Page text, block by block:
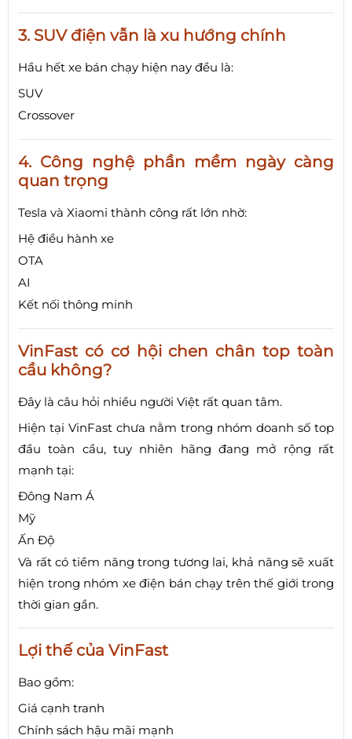
3. SUV điện vẫn là xu hướng chính
Hầu hết xe bán chạy hiện nay đều là:
SUV
Crossover
4. Công nghệ phần mềm ngày càng
quan trọng
Tesla và Xiaomi thành công rất lớn nhờ:
Hệ điều hành xe
OTA
AI
Kết nối thông minh
VinFast có cơ hội chen chân top toàn
cầu không?
Đây là câu hỏi nhiều người Việt rất quan tâm.
Hiện tại VinFast chưa nằm trong nhóm doanh số top
đầu toàn cầu, tuy nhiên hãng đang mở rộng rất
mạnh tại:
Đông Nam Á
Mỹ
Ấn Độ
Và rất có tiềm năng trong tương lai, khả năng sẽ xuất
hiện trong nhóm xe điện bán chạy trên thế giới trong
thời gian gần.
Lợi thế của VinFast
Bao gồm:
Giá cạnh tranh
Chính sách hậu mãi mạnh